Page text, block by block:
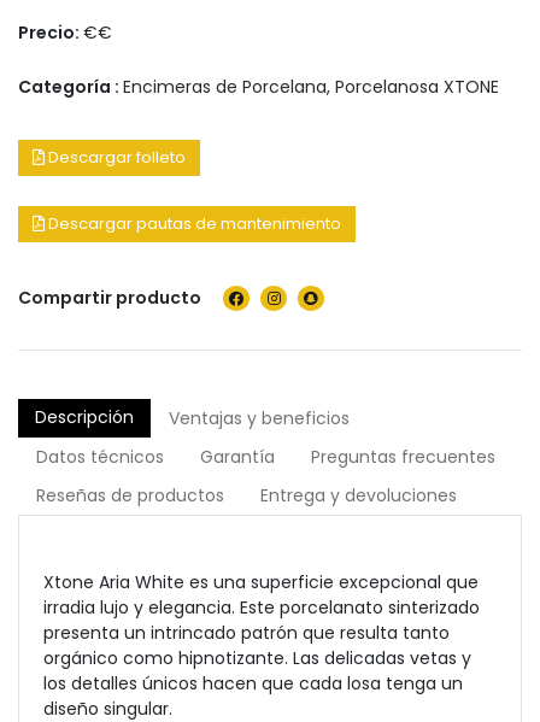
Precio: €€
Categoría : Encimeras de Porcelana, Porcelanosa XTONE
Descargar folleto
Descargar pautas de mantenimiento
Compartir producto
Descripción
Ventajas y beneficios
Datos técnicos
Garantía
Preguntas frecuentes
Reseñas de productos
Entrega y devoluciones
Xtone Aria White es una superficie excepcional que
irradia lujo y elegancia. Este porcelanato sinterizado
presenta un intrincado patrón que resulta tanto
orgánico como hipnotizante. Las delicadas vetas y
los detalles únicos hacen que cada losa tenga un
diseño singular.